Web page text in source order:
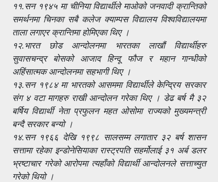
११.सन १९४५ मा चीनिया विद्यार्थीले माओको जनवादी क्रान्तिको
समर्थनमा चिनका सबै कलेज क्याम्पस विद्यालय विश्वविद्यालयमा
ताला लगाएर क्रान्तिमा होमिएका थिए ।
१२.भारत छोड आन्दोलनमा भारतका लाखौं विद्यार्थीहरु
सुवासचन्द्र बोसको आजाद हिन्दू फौज र महान गान्धीको
अहिंसात्मक आन्दोलनमा सहभागी थिए ।
१३.सन १९८४ मा भारतको आसममा विद्यार्थीले केन्द्रिय सरकार
संग ४ वटा मागहरु राखी आन्दोलन गरेका थिए । डेढ बर्ष मै ३२
बर्षिय विद्यार्थी नेता प्रफुलन महत ओसोमा राज्यको मुख्यमन्त्री
बन्दै सरकार बन्यो ।
१४.सन १९६६ देखि १९९८ सालसम्म लगातार ३२ बर्ष शासन
सत्तामा रहेका इन्डोनेसियाका रास्ट्रपति सहर्मोलाई ३१ अर्ब डलर
भ्रष्टाचार गरेको आरोपमा त्यहाँको विद्यार्थी आन्दोलनले सत्ताच्युत
गरेको थियो ।